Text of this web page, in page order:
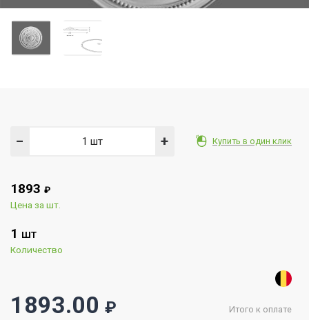
Купить в один клик
− +
1893 ₽
Цена за шт.
1 ШТ
Количество
Итого к оплате
1893.00 ₽